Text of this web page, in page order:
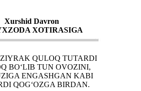
Xurshid Davron
XOTIRASIGA
QULOQ TUTARDI
BO‘LIB TUN OVOZINI,
ENGASHGAN KABI
QOG‘OZGA BIRDAN.